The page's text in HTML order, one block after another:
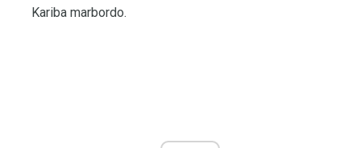
Kariba marbordo.